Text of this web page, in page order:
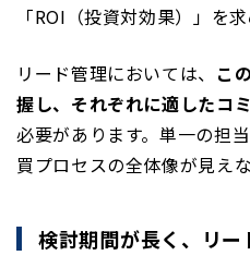
「ROI（投資対効果）」を求
リード管理においては、 こ
握し、それぞれに適したコ
必要があります。単一の担
買プロセスの全体像が見え
検討期間が長く、リー